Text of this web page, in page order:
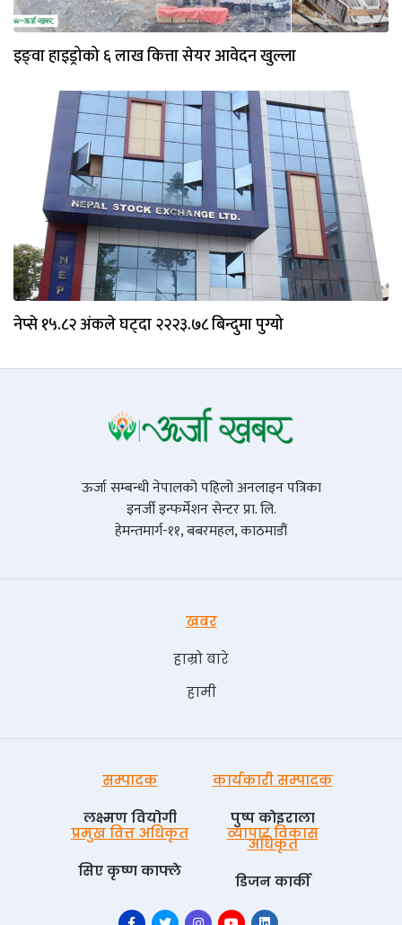
इङ्वा हाइड्रोको ६ लाख कित्ता सेयर आवेदन खुल्ला
नेप्से १५.८२ अंकले घट्दा २२२३.७८ बिन्दुमा पुग्यो
ऊर्जा सम्बन्धी नेपालको पहिलो अनलाइन पत्रिका
इनर्जी इन्फर्मेशन सेन्टर प्रा. लि.
हेमन्तमार्ग-११, बबरमहल, काठमाडौं
खबर
हाम्रो बारे
हामी
सम्पादक
लक्ष्मण वियोगी
कार्यकारी सम्पादक
पुष्प काेइराला
प्रमुख वित्त अधिकृत
सिए कृष्ण काफ्ले
व्यापार विकास
अधिकृत
डिजन कार्की